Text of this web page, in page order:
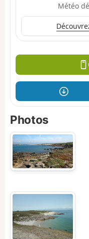
Météo
Photos